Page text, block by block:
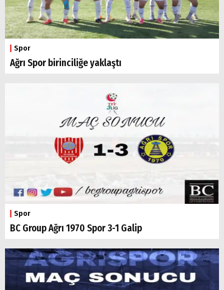
Spor
Ağrı Spor birinciliğe yaklaştı
Spor
BC Group Ağrı 1970 Spor 3-1 Galip